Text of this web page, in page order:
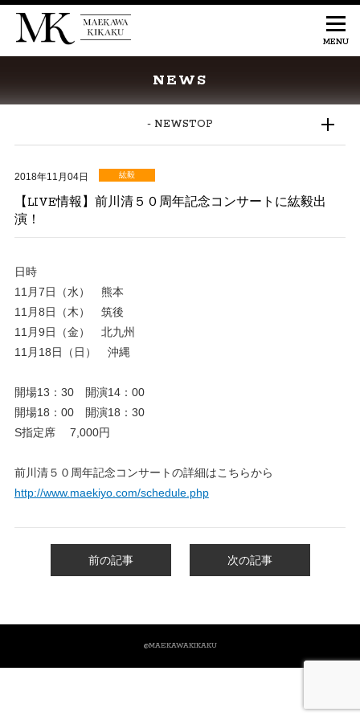
NEWS
2018年11月04日 紘毅
【LIVE情報】前川清５０周年記念コンサートに紘毅出
演！
日時
11月7日（水） 熊本
11月8日（木） 筑後
11月9日（金） 北九州
11月18日（日） 沖縄
開場13：30 開演14：00
開場18：00 開演18：30
S指定席 7,000円
前川清５０周年記念コンサートの詳細はこちらから
http://www.maekiyo.com/schedule.php
前の記事 次の記事
- NEWSTOP
@MAEKAWAKIKAKU